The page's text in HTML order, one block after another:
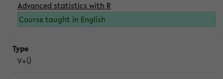
Advanced statistics with R
Course taught in English
V+Ü